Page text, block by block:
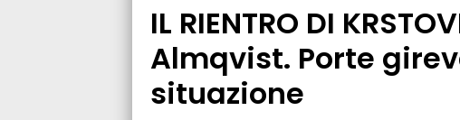
IL RIENTRO DI
Almqvist. Porte
situazione